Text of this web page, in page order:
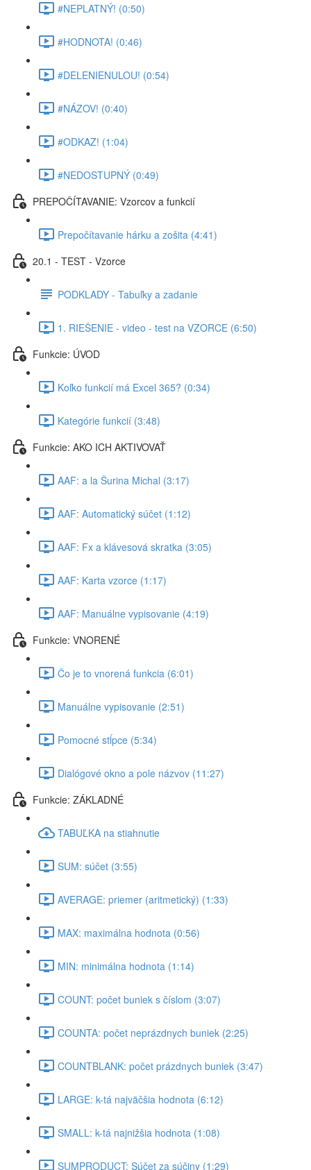
#NEPLATNÝ! (0:50)
#HODNOTA! (0:46)
#DELENIENULOU! (0:54)
#NÁZOV! (0:40)
#ODKAZ! (1:04)
#NEDOSTUPNÝ (0:49)
PREPOČÍTAVANIE: Vzorcov a funkcií
Prepočítavanie hárku a zošita (4:41)
20.1 - TEST - Vzorce
PODKLADY - Tabuľky a zadanie
1. RIEŠENIE - video - test na VZORCE (6:50)
Funkcie: ÚVOD
Koľko funkcií má Excel 365? (0:34)
Kategórie funkcií (3:48)
Funkcie: AKO ICH AKTIVOVAŤ
AAF: a la Šurina Michal (3:17)
AAF: Automatický súčet (1:12)
AAF: Fx a klávesová skratka (3:05)
AAF: Karta vzorce (1:17)
AAF: Manuálne vypisovanie (4:19)
Funkcie: VNORENÉ
Čo je to vnorená funkcia (6:01)
Manuálne vypisovanie (2:51)
Pomocné stĺpce (5:34)
Dialógové okno a pole názvov (11:27)
Funkcie: ZÁKLADNÉ
TABUĽKA na stiahnutie
SUM: súčet (3:55)
AVERAGE: priemer (aritmetický) (1:33)
MAX: maximálna hodnota (0:56)
MIN: minimálna hodnota (1:14)
COUNT: počet buniek s číslom (3:07)
COUNTA: počet neprázdnych buniek (2:25)
COUNTBLANK: počet prázdnych buniek (3:47)
LARGE: k-tá najväčšia hodnota (6:12)
SMALL: k-tá najnižšia hodnota (1:08)
SUMPRODUCT: Súčet za súčiny (1:29)